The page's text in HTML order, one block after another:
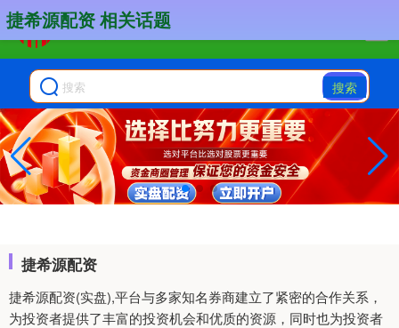
搜索
捷希源配资
捷希源配资(实盘),平台与多家知名券商建立了紧密的合作关系，
为投资者提供了丰富的投资机会和优质的资源，同时也为投资者
捷希源配资 相关话题